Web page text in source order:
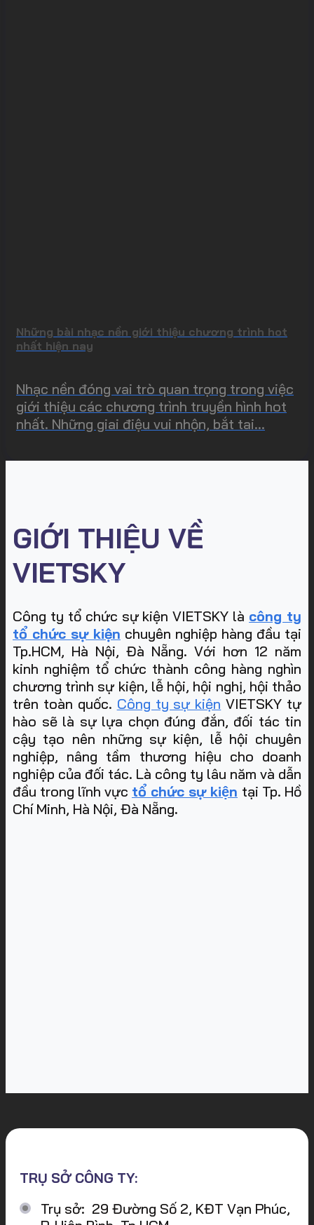
Những bài nhạc nền giới thiệu chương trình hot
nhất hiện nay
Nhạc nền đóng vai trò quan trọng trong việc
giới thiệu các chương trình truyền hình hot
nhất. Những giai điệu vui nhộn, bắt tai...
GIỚI THIỆU VỀ
VIETSKY
Công ty tổ chức sự kiện VIETSKY là công ty
tổ chức sự kiện chuyên nghiệp hàng đầu tại
Tp.HCM, Hà Nội, Đà Nẵng. Với hơn 12 năm
kinh nghiệm tổ chức thành công hàng nghìn
chương trình sự kiện, lễ hội, hội nghị, hội thảo
trên toàn quốc. Công ty sự kiện VIETSKY tự
hào sẽ là sự lựa chọn đúng đắn, đối tác tin
cậy tạo nên những sự kiện, lễ hội chuyên
nghiệp, nâng tầm thương hiệu cho doanh
nghiệp của đối tác. Là công ty lâu năm và dẫn
đầu trong lĩnh vực tổ chức sự kiện tại Tp. Hồ
Chí Minh, Hà Nội, Đà Nẵng.
TRỤ SỞ CÔNG TY:
Trụ sở: 29 Đường Số 2, KĐT Vạn Phúc,